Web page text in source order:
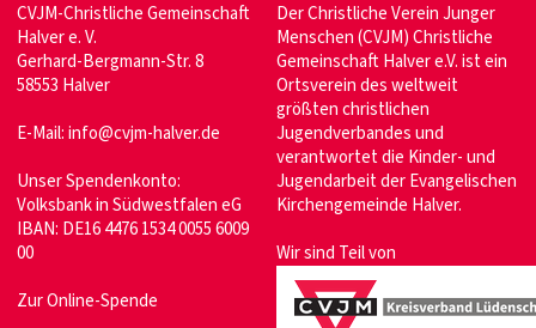
CVJM-Christliche Gemeinschaft
Halver e. V.
Gerhard-Bergmann-Str. 8
58553 Halver
E-Mail:info@cvjm-halver.de
Unser Spendenkonto:
Volksbank in Südwestfalen eG
IBAN: DE16 4476 1534 0055 6009
00
Zur Online-Spende
Der Christliche Verein Junger
Menschen (CVJM) Christliche
Gemeinschaft Halver e.V. ist ein
Ortsverein des weltweit
größten christlichen
Jugendverbandes und
verantwortet die Kinder- und
Jugendarbeit der Evangelischen
Kirchengemeinde Halver.
Wir sind Teil von